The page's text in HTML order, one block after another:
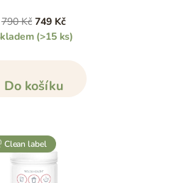
790 Kč 749 Kč
(>15 ks)
Do košíku
clean label